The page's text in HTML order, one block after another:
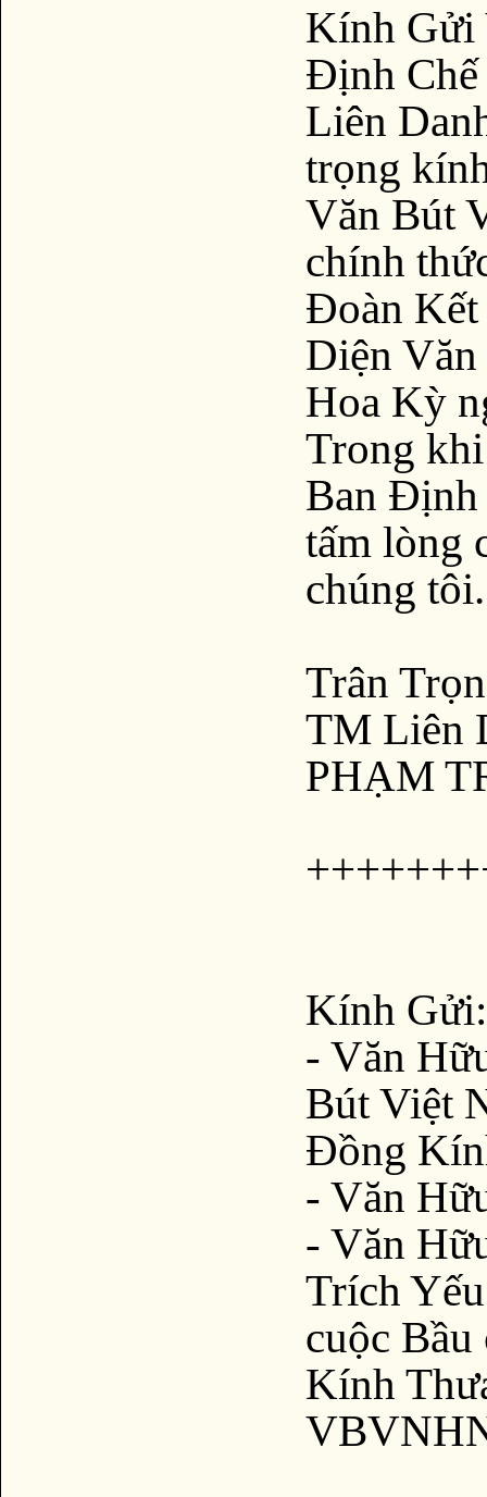
Kính Gửi
Định Chế
Liên
trọng
Văn Bút
chính
Đoàn Kết
Diện
Hoa Kỳ
Trong
Ban Định
tấm lòng
chúng tôi.
Trân
TM Liên
PHẠM
Kính Gửi:
- Văn
Bút Việt
Đồng
- Văn
- Văn
Trích
cuộc
Kính